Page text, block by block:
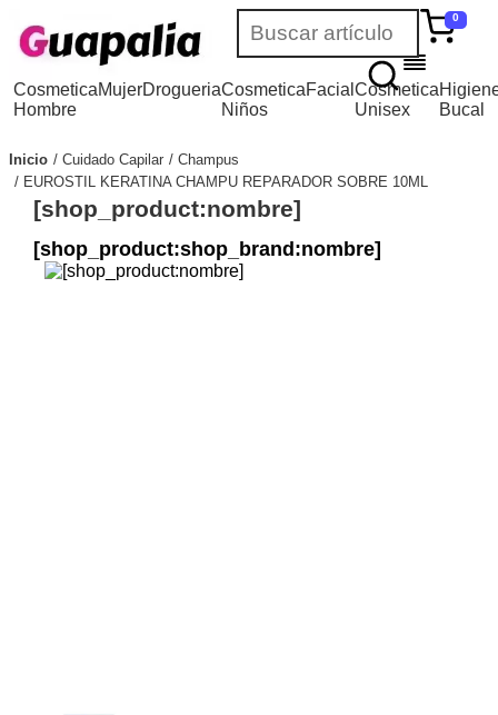
0
Cosmetica
Hombre
MujerDrogueriaCosmetica
Niños
FacialCosmetica
Unisex
Bucal
Inicio Cuidado Capilar
Champus
EUROSTIL KERATINA CHAMPU REPARADOR SOBRE 10ML
[shop_product:nombre]
[shop_product:shop_brand:nombre]